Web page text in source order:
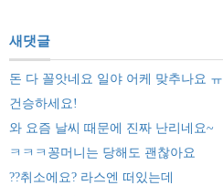
새댓글
돈 다 꼴앗네요 일야 어케 맞추나요 ㅠ
건승하세요!
와 요즘 날씨 때문에 진짜 난리네요~
ㅋㅋㅋ꽁머니는 당해도 괜찮아요
??취소에요? 라스엔 떠있는데